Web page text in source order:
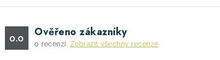
0.0 Ověřeno zákazníky
0 recenzí. Zobrazit všechny recenze